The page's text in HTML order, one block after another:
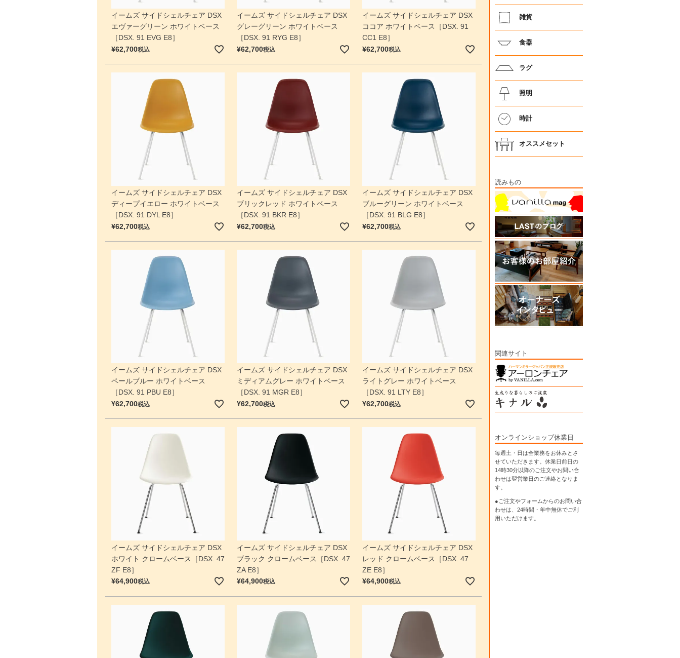
イームズ サイドシェルチェア DSX
エヴァーグリーン ホワイトベース
［DSX. 91 EVG E8］
¥62,700税込
イームズ サイドシェルチェア DSX
グレーグリーン ホワイトベース
［DSX. 91 RYG E8］
¥62,700税込
イームズ サイドシェルチェア DSX
ココア ホワイトベース［DSX. 91
CC1 E8］
¥62,700税込
イームズ サイドシェルチェア DSX
ディープイエロー ホワイトベース
［DSX. 91 DYL E8］
¥62,700税込
イームズ サイドシェルチェア DSX
ブリックレッド ホワイトベース
［DSX. 91 BKR E8］
¥62,700税込
イームズ サイドシェルチェア DSX
ブルーグリーン ホワイトベース
［DSX. 91 BLG E8］
¥62,700税込
イームズ サイドシェルチェア DSX
ペールブルー ホワイトベース
［DSX. 91 PBU E8］
¥62,700税込
イームズ サイドシェルチェア DSX
ミディアムグレー ホワイトベース
［DSX. 91 MGR E8］
¥62,700税込
イームズ サイドシェルチェア DSX
ライトグレー ホワイトベース
［DSX. 91 LTY E8］
¥62,700税込
イームズ サイドシェルチェア DSX
ホワイト クロームベース［DSX. 47
ZF E8］
¥64,900税込
イームズ サイドシェルチェア DSX
ブラック クロームベース［DSX. 47
ZA E8］
¥64,900税込
イームズ サイドシェルチェア DSX
レッド クロームベース［DSX. 47
ZE E8］
¥64,900税込
雑貨
食器
ラグ
照明
時計
オススメセット
読みもの
関連サイト
オンラインショップ休業日
毎週土・日は全業務をお休みとさ
せていただきます。休業日前日の
14時30分以降のご注文やお問い合
わせは翌営業日のご連絡となりま
す。
●ご注文やフォームからのお問い合
わせは、 24時間・年中無休でご利
用いただけます。